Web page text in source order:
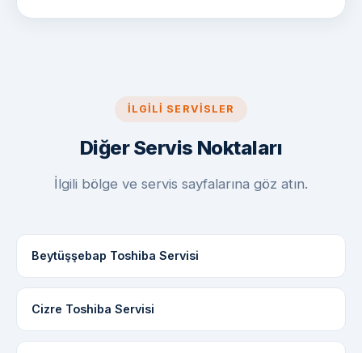
İLGILI SERVISLER
Diğer Servis Noktaları
İlgili bölge ve servis sayfalarına göz atın.
Beytüşşebap Toshiba Servisi
Cizre Toshiba Servisi